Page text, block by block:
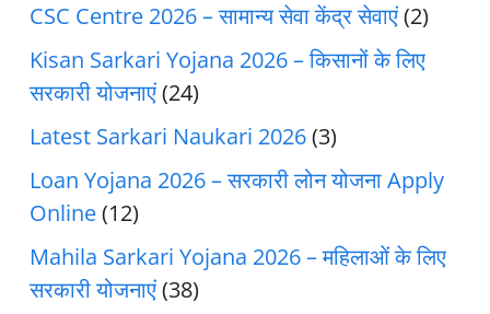
CSC Centre 2026 – सामान्य सेवा केंद्र सेवाएं(2)
Kisan Sarkari Yojana 2026 – किसानों के लिए
सरकारी योजनाएं(24)
Latest Sarkari Naukari 2026(3)
Loan Yojana 2026 – सरकारी लोन योजना Apply
Online(12)
Mahila Sarkari Yojana 2026 – महिलाओं के लिए
सरकारी योजनाएं(38)